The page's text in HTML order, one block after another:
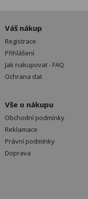
Váš nákup
Registrace
Přihlášení
Jak nakupovat - FAQ
Ochrana dat
Vše o nákupu
Obchodní podmínky
Reklamace
Právní podmínky
Doprava